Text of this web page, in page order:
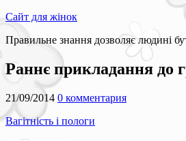
Сайт для жінок
Правильне знання дозволяє людині
Раннє прикладання до
21/09/2014 0 комментария
Вагітність і пологи